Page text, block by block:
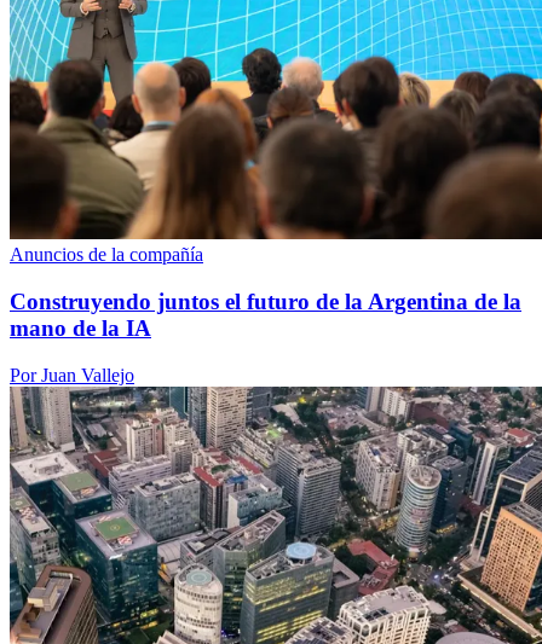
Anuncios de la compañía
Construyendo juntos el futuro de la Argentina de la
mano de la IA
Por Juan Vallejo